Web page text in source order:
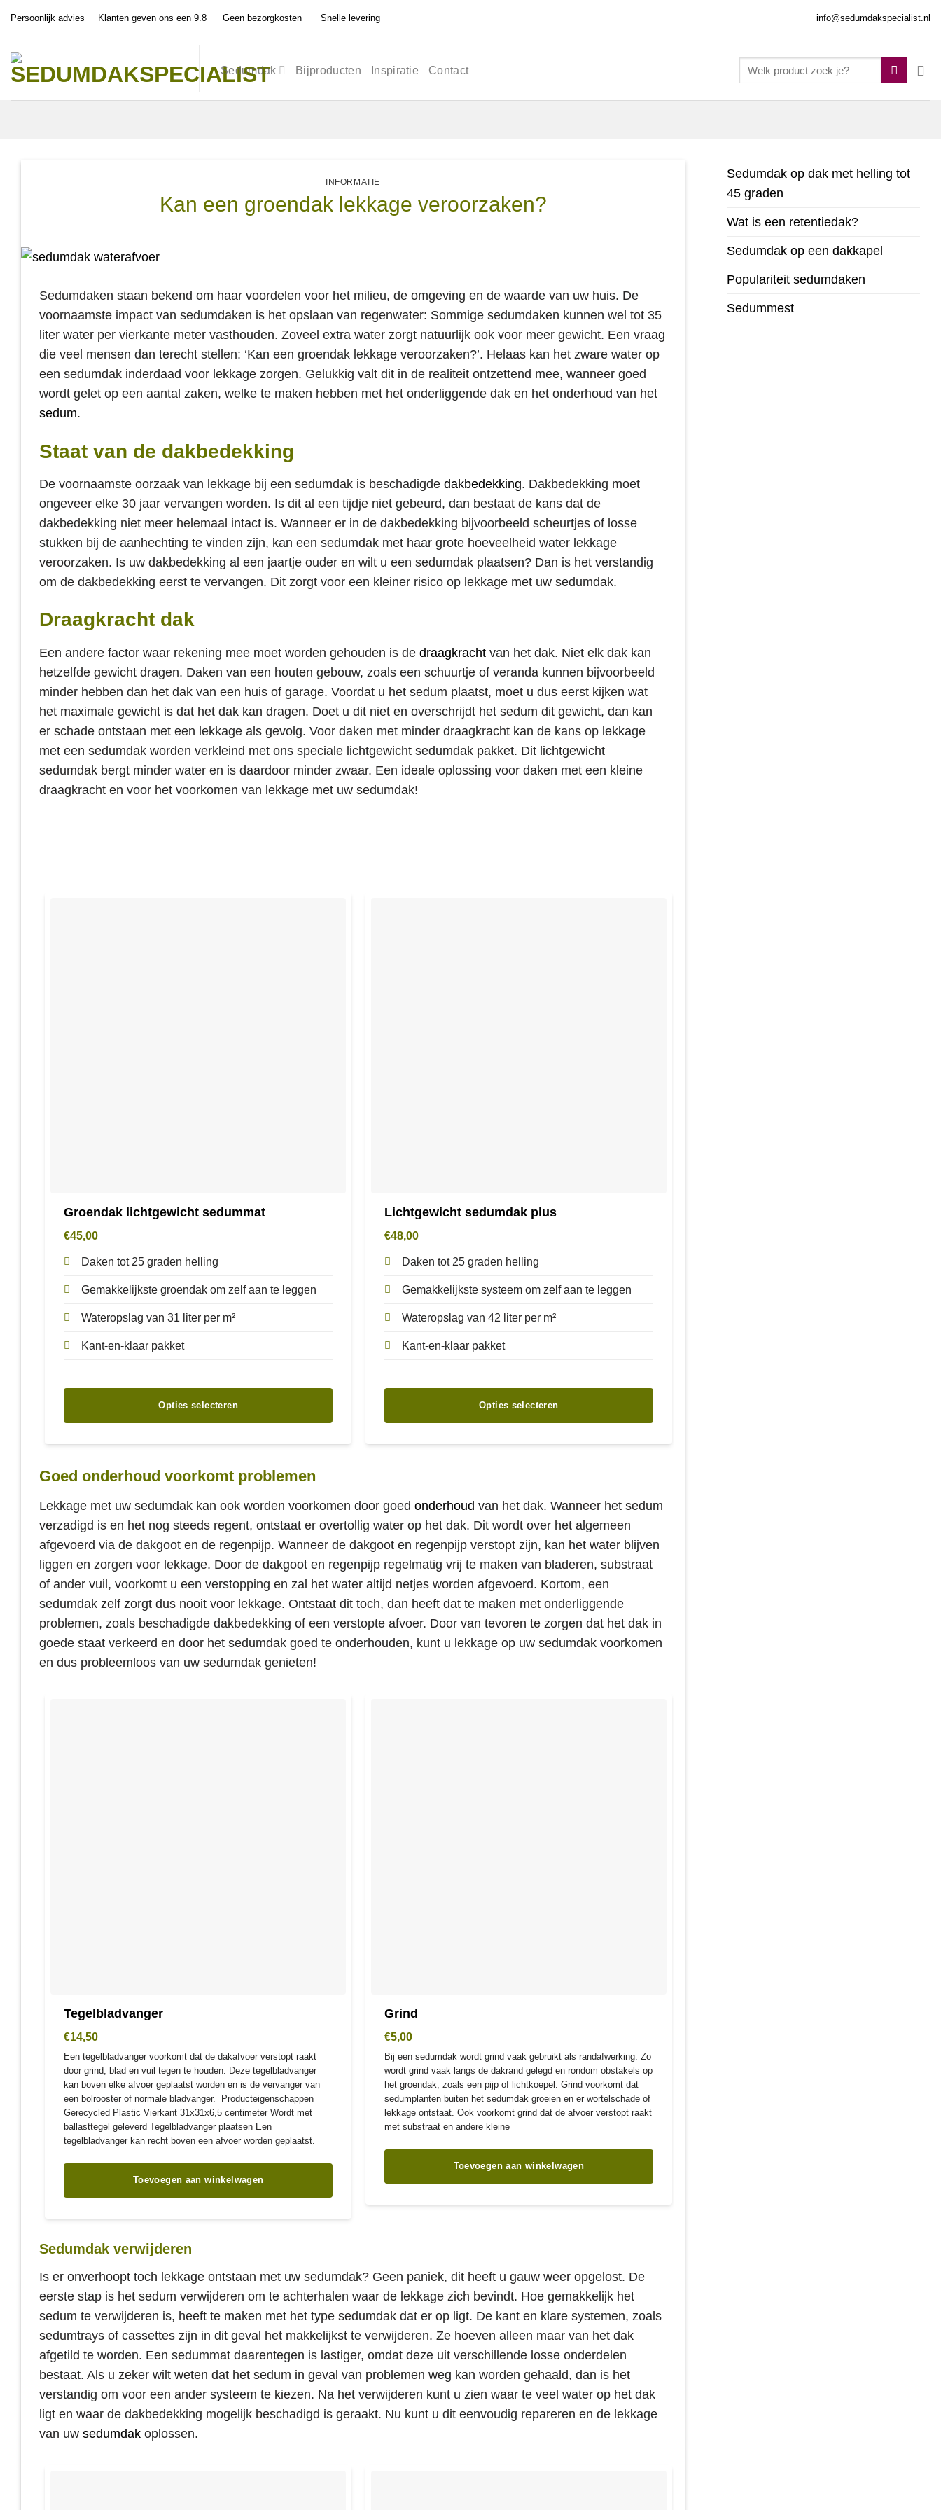
inhoud
Persoonlijk advies Klanten geven ons een 9.8 Geen bezorgkosten Snelle levering info@sedumdakspecialist.nl
Sedumdak Bijproducten Inspiratie Contact
Zoeken
INFORMATIE
Kan een groendak lekkage veroorzaken?
Sedumdaken staan bekend om haar voordelen voor het milieu, de omgeving en de waarde van uw huis. De
voornaamste impact van sedumdaken is het opslaan van regenwater: Sommige sedumdaken kunnen wel tot 35
liter water per vierkante meter vasthouden. Zoveel extra water zorgt natuurlijk ook voor meer gewicht. Een vraag
die veel mensen dan terecht stellen: ‘Kan een groendak lekkage veroorzaken?’. Helaas kan het zware water op
een sedumdak inderdaad voor lekkage zorgen. Gelukkig valt dit in de realiteit ontzettend mee, wanneer goed
wordt gelet op een aantal zaken, welke te maken hebben met het onderliggende dak en het onderhoud van het
sedum.
Staat van de dakbedekking
De voornaamste oorzaak van lekkage bij een sedumdak is beschadigdedakbedekking. Dakbedekking moet
ongeveer elke 30 jaar vervangen worden. Is dit al een tijdje niet gebeurd, dan bestaat de kans dat de
dakbedekking niet meer helemaal intact is. Wanneer er in de dakbedekking bijvoorbeeld scheurtjes of losse
stukken bij de aanhechting te vinden zijn, kan een sedumdak met haar grote hoeveelheid water lekkage
veroorzaken. Is uw dakbedekking al een jaartje ouder en wilt u een sedumdak plaatsen? Dan is het verstandig
om de dakbedekking eerst te vervangen. Dit zorgt voor een kleiner risico op lekkage met uw sedumdak.
Draagkracht dak
Een andere factor waar rekening mee moet worden gehouden is dedraagkracht van het dak. Niet elk dak kan
hetzelfde gewicht dragen. Daken van een houten gebouw, zoals een schuurtje of veranda kunnen bijvoorbeeld
minder hebben dan het dak van een huis of garage. Voordat u het sedum plaatst, moet u dus eerst kijken wat
het maximale gewicht is dat het dak kan dragen. Doet u dit niet en overschrijdt het sedum dit gewicht, dan kan
er schade ontstaan met een lekkage als gevolg. Voor daken met minder draagkracht kan de kans op lekkage
met een sedumdak worden verkleind met ons speciale lichtgewicht sedumdak pakket. Dit lichtgewicht
sedumdak bergt minder water en is daardoor minder zwaar. Een ideale oplossing voor daken met een kleine
draagkracht en voor het voorkomen van lekkage met uw sedumdak!
Groendak lichtgewicht sedummat
€45,00
Daken tot 25 graden helling
Gemakkelijkste groendak om zelf aan te leggen
Wateropslag van 31 liter per m²
Kant-en-klaar pakket
Opties selecteren
Lichtgewicht sedumdak plus
€48,00
Daken tot 25 graden helling
Gemakkelijkste systeem om zelf aan te leggen
Wateropslag van 42 liter per m²
Kant-en-klaar pakket
Opties selecteren
Goed onderhoud voorkomt problemen
Lekkage met uw sedumdak kan ook worden voorkomen door goedonderhoud van het dak. Wanneer het sedum
verzadigd is en het nog steeds regent, ontstaat er overtollig water op het dak. Dit wordt over het algemeen
afgevoerd via de dakgoot en de regenpijp. Wanneer de dakgoot en regenpijp verstopt zijn, kan het water blijven
liggen en zorgen voor lekkage. Door de dakgoot en regenpijp regelmatig vrij te maken van bladeren, substraat
of ander vuil, voorkomt u een verstopping en zal het water altijd netjes worden afgevoerd. Kortom, een
sedumdak zelf zorgt dus nooit voor lekkage. Ontstaat dit toch, dan heeft dat te maken met onderliggende
problemen, zoals beschadigde dakbedekking of een verstopte afvoer. Door van tevoren te zorgen dat het dak in
goede staat verkeerd en door het sedumdak goed te onderhouden, kunt u lekkage op uw sedumdak voorkomen
en dus probleemloos van uw sedumdak genieten!
Tegelbladvanger
€14,50
Een tegelbladvanger voorkomt dat de dakafvoer verstopt raakt
door grind, blad en vuil tegen te houden. Deze tegelbladvanger
kan boven elke afvoer geplaatst worden en is de vervanger van
een bolrooster of normale bladvanger. Producteigenschappen
Gerecycled Plastic Vierkant 31x31x6,5 centimeter Wordt met
ballasttegel geleverd Tegelbladvanger plaatsen Een
tegelbladvanger kan recht boven een afvoer worden geplaatst.
Toevoegen aan winkelwagen
Grind
€5,00
Bij een sedumdak wordt grind vaak gebruikt als randafwerking. Zo
wordt grind vaak langs de dakrand gelegd en rondom obstakels op
het groendak, zoals een pijp of lichtkoepel. Grind voorkomt dat
sedumplanten buiten het sedumdak groeien en er wortelschade of
lekkage ontstaat. Ook voorkomt grind dat de afvoer verstopt raakt
met substraat en andere kleine
Toevoegen aan winkelwagen
Sedumdak verwijderen
Is er onverhoopt toch lekkage ontstaan met uw sedumdak? Geen paniek, dit heeft u gauw weer opgelost. De
eerste stap is het sedum verwijderen om te achterhalen waar de lekkage zich bevindt. Hoe gemakkelijk het
sedum te verwijderen is, heeft te maken met het type sedumdak dat er op ligt. De kant en klare systemen, zoals
sedumtrays of cassettes zijn in dit geval het makkelijkst te verwijderen. Ze hoeven alleen maar van het dak
afgetild te worden. Een sedummat daarentegen is lastiger, omdat deze uit verschillende losse onderdelen
bestaat. Als u zeker wilt weten dat het sedum in geval van problemen weg kan worden gehaald, dan is het
verstandig om voor een ander systeem te kiezen. Na het verwijderen kunt u zien waar te veel water op het dak
ligt en waar de dakbedekking mogelijk beschadigd is geraakt. Nu kunt u dit eenvoudig repareren en de lekkage
van uwsedumdak oplossen.
Sedumdak op dak met helling tot
45 graden
Wat is een retentiedak?
Sedumdak op een dakkapel
Populariteit sedumdaken
Sedummest